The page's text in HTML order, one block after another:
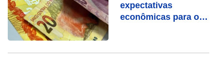
expectativas
econômicas para os